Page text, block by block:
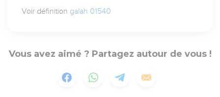
Voir définition galah 01540
Vous avez aimé ? Partagez autour de vous !